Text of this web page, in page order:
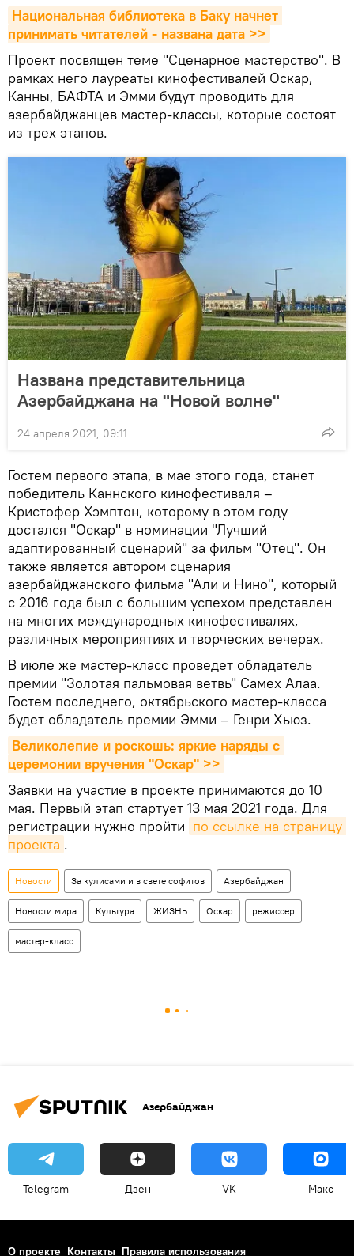
Национальная библиотека в Баку начнет
принимать читателей - названа дата >>
Проект посвящен теме "Сценарное мастерство". В
рамках него лауреаты кинофестивалей Оскар,
Канны, БАФТА и Эмми будут проводить для
азербайджанцев мастер-классы, которые состоят
из трех этапов.
Названа представительница
Азербайджана на "Новой волне"
24 апреля 2021, 09:11
Гостем первого этапа, в мае этого года, станет
победитель Каннского кинофестиваля –
Кристофер Хэмптон, которому в этом году
достался "Оскар" в номинации "Лучший
адаптированный сценарий" за фильм "Отец". Он
также является автором сценария
азербайджанского фильма "Али и Нино", который
с 2016 года был с большим успехом представлен
на многих международных кинофестивалях,
различных мероприятиях и творческих вечерах.
В июле же мастер-класс проведет обладатель
премии "Золотая пальмовая ветвь" Самех Алаа.
Гостем последнего, октябрьского мастер-класса
будет обладатель премии Эмми – Генри Хьюз.
Великолепие и роскошь: яркие наряды с
церемонии вручения "Оскар" >>
Заявки на участие в проекте принимаются до 10
мая. Первый этап стартует 13 мая 2021 года. Для
регистрации нужно пройти по ссылке на страницу
проекта .
Новости За кулисами и в свете софитов Азербайджан
Новости мира Культура ЖИЗНЬ Оскар режиссер
мастер-класс
Азербайджан
Telegram Дзен VK Макс
О проекте Контакты Правила использования